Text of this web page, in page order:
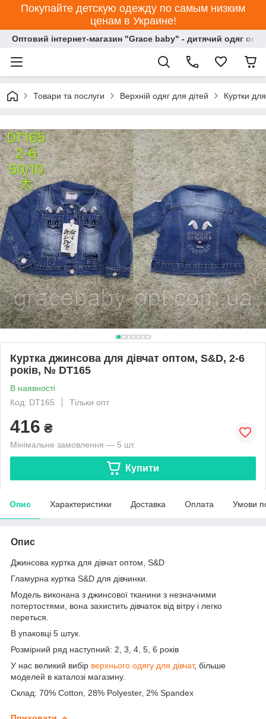
Покупайте детскую одежду по самым низким
ценам в Украине!
Оптовий інтернет-магазин "Grace baby" - дитячий одяг
Товари та послуги Верхній одяг для дітей Куртки для
Куртка джинсова для дівчат оптом, S&D, 2-6
років, № DT165
В наявності
Код: DT165
Тільки опт
416 ₴
Мінімальне замовлення — 5 шт.
Купити
Опис Характеристики Доставка Оплата Умови
Опис
Джинсова куртка для дівчат оптом, S&D
Гламурна куртка S&D для дівчинки.
Модель виконана з джинсової тканини з незначними
потертостями, вона захистить дівчаток від вітру і легко
переться.
В упаковці 5 штук.
Розмірний ряд наступний: 2, 3, 4, 5, 6 років
У нас великий вибір верхнього одягу для дівчат, більше
моделей в каталозі магазину.
Склад: 70% Cotton, 28% Polyester, 2% Spandex